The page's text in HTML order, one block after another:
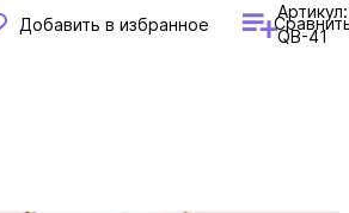
Добавить в избранное
Артикул:
QB-41